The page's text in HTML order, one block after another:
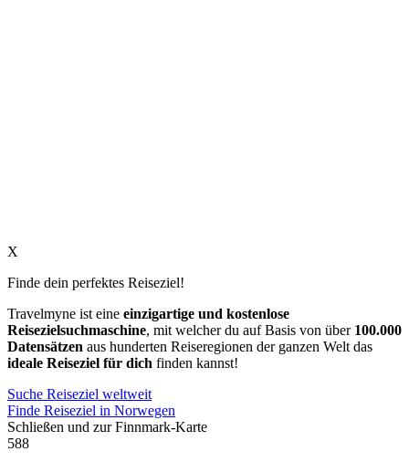
X
Finde dein perfektes Reiseziel!
Travelmyne ist eine einzigartige und kostenlose
Reisezielsuchmaschine, mit welcher du auf Basis von über 100.000
Datensätzen aus hunderten Reiseregionen der ganzen Welt das
ideale Reiseziel für dich finden kannst!
Suche Reiseziel weltweit
Finde Reiseziel in Norwegen
Schließen und zur Finnmark-Karte
588